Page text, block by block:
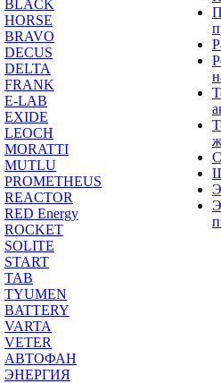
BLACK
HORSE
BRAVO
DECUS
DELTA
FRANK
E-LAB
EXIDE
LEOCH
MORATTI
MUTLU
PROMETHEUS
REACTOR
RED Energy
ROCKET
SOLITE
START
TAB
TYUMEN
BATTERY
VARTA
VETER
АВТОФАН
ЭНЕРГИЯ